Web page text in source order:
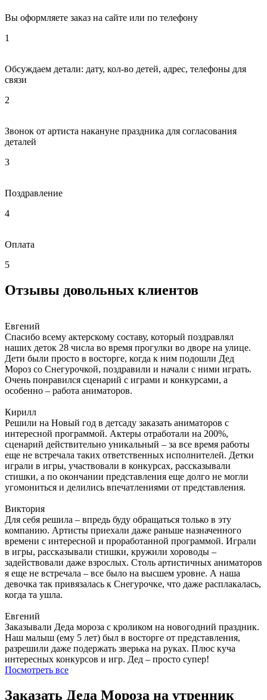
Вы оформляете заказ на сайте или по телефону
1
Обсуждаем детали: дату, кол-во детей, адрес, телефоны для
связи
2
Звонок от артиста накануне праздника для согласования
деталей
3
Поздравление
4
Оплата
5
Отзывы довольных клиентов
Евгений
Спасибо всему актерскому составу, который поздравлял
наших деток 28 числа во время прогулки во дворе на улице.
Дети были просто в восторге, когда к ним подошли Дед
Мороз со Снегурочкой, поздравили и начали с ними играть.
Очень понравился сценарий с играми и конкурсами, а
особенно – работа аниматоров.
Кирилл
Решили на Новый год в детсаду заказать аниматоров с
интересной программой. Актеры отработали на 200%,
сценарий действительно уникальный – за все время работы
еще не встречала таких ответственных исполнителей. Детки
играли в игры, участвовали в конкурсах, рассказывали
стишки, а по окончании представления еще долго не могли
угомониться и делились впечатлениями от представления.
Виктория
Для себя решила – впредь буду обращаться только в эту
компанию. Артисты приехали даже раньше назначенного
времени с интересной и проработанной программой. Играли
в игры, рассказывали стишки, кружили хороводы –
задействовали даже взрослых. Столь артистичных аниматоров
я еще не встречала – все было на высшем уровне. А наша
девочка так привязалась к Снегурочке, что даже расплакалась,
когда та ушла.
Евгений
Заказывали Деда мороза с кроликом на новогодний праздник.
Наш малыш (ему 5 лет) был в восторге от представления,
разрешили даже подержать зверька на руках. Плюс куча
интересных конкурсов и игр. Дед – просто супер!
Посмотреть все
Заказать Деда Мороза на утренник